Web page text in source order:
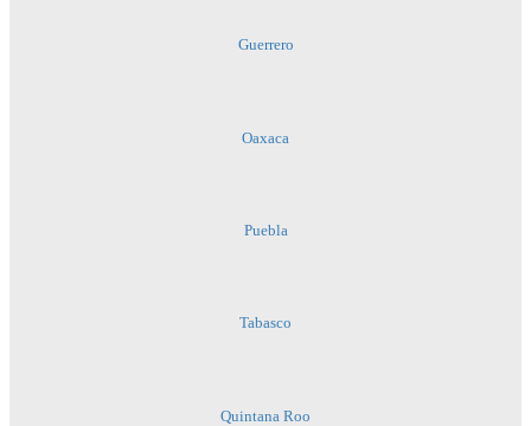
Guerrero
Oaxaca
Puebla
Tabasco
Quintana Roo